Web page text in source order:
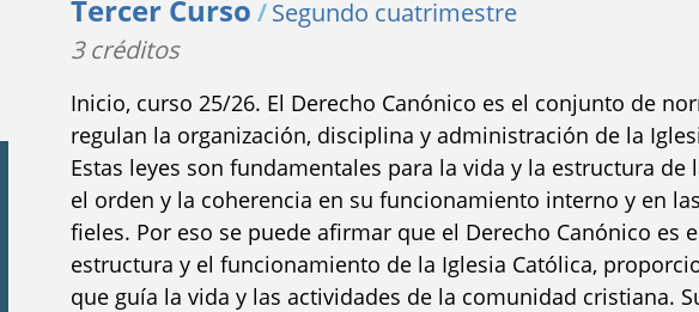
Tercer Curso /Segundo cuatrimestre
3 créditos
Inicio, curso 25/26. El Derecho Canónico es el conjunto de
regulan la organización, disciplina y administración de la
Estas leyes son fundamentales para la vida y la estructura de
el orden y la coherencia en su funcionamiento interno y en
fieles. Por eso se puede afirmar que el Derecho Canónico es
estructura y el funcionamiento de la Iglesia Católica,
que guía la vida y las actividades de la comunidad cristiana.